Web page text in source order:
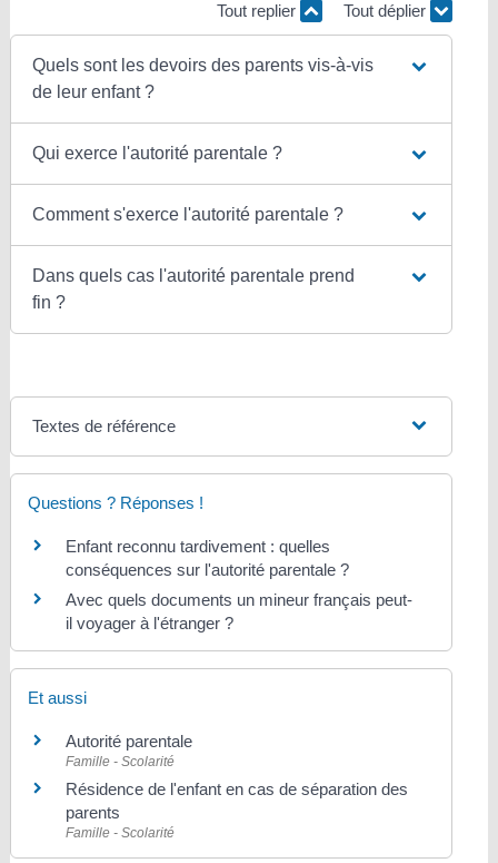
Tout replier Tout déplier
Quels sont les devoirs des parents vis-à-vis
de leur enfant ?
Qui exerce l'autorité parentale ?
Comment s'exerce l'autorité parentale ?
Dans quels cas l'autorité parentale prend
fin ?
Textes de référence
Questions ? Réponses !
Enfant reconnu tardivement : quelles
conséquences sur l'autorité parentale ?
Avec quels documents un mineur français peut-
il voyager à l'étranger ?
Et aussi
Autorité parentale
Famille - Scolarité
Résidence de l'enfant en cas de séparation des
parents
Famille - Scolarité